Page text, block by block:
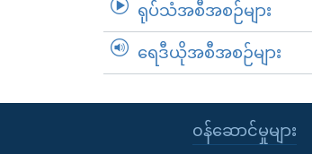
ရုပ်သံအစီအစဉ်များ
ရေဒီယိုအစီအစဉ်များ
၀န်ဆောင်မှုများ